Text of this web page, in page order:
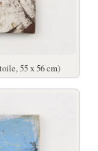
55 x 56 cm)